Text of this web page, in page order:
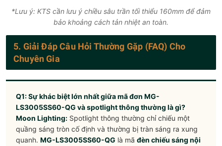
*Lưu ý: KTS cần lưu ý chiều sâu trần tối thiểu 160mm để đảm
bảo khoảng cách tản nhiệt an toàn.
5. Giải Đáp Câu Hỏi Thường Gặp (FAQ) Cho
Chuyên Gia
Q1: Sự khác biệt lớn nhất giữa mã đơn MG-
LS3005SS60-QG và spotlight thông thường là gì?
Moon Lighting: Spotlight thông thường chỉ chiếu một
quầng sáng tròn cố định và thường bị tràn sáng ra xung
quanh. MG-LS3005SS60-QG là mã đèn chiếu sáng nội